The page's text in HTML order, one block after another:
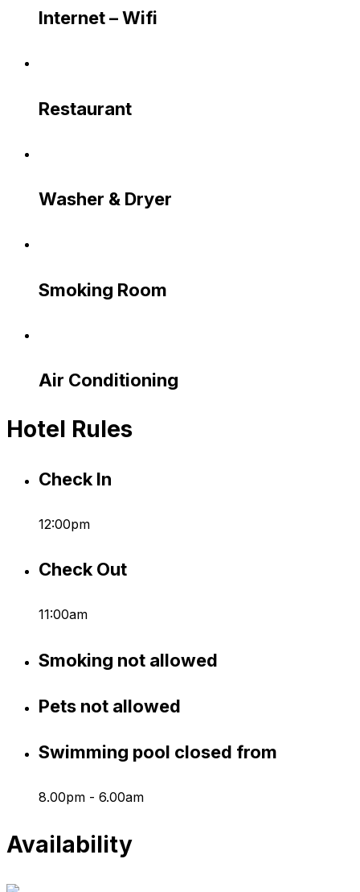
Internet – Wifi
Restaurant
Washer & Dryer
Smoking Room
Air Conditioning
Hotel Rules
Check In
12:00pm
Check Out
11:00am
Smoking not allowed
Pets not allowed
Swimming pool closed from
8.00pm - 6.00am
Availability